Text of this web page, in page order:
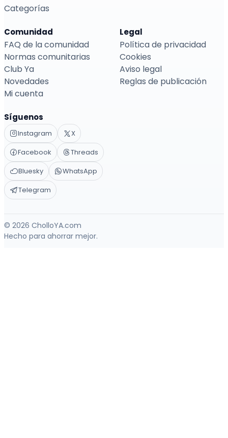
Categorías
Comunidad
FAQ de la comunidad
Normas comunitarias
Club Ya
Novedades
Mi cuenta
Legal
Política de privacidad
Cookies
Aviso legal
Reglas de publicación
Síguenos
Instagram
X
Facebook
Threads
Bluesky
WhatsApp
Telegram
© 2026 CholloYA.com
Hecho para ahorrar mejor.